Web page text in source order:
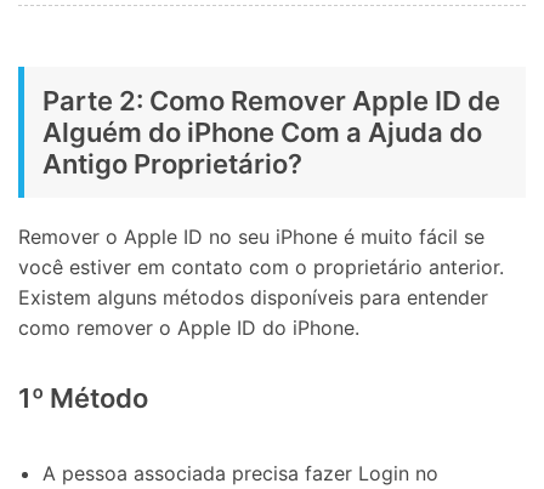
Parte 2: Como Remover Apple ID de
Alguém do iPhone Com a Ajuda do
Antigo Proprietário?
Remover o Apple ID no seu iPhone é muito fácil se
você estiver em contato com o proprietário anterior.
Existem alguns métodos disponíveis para entender
como remover o Apple ID do iPhone.
1º Método
A pessoa associada precisa fazer Login no